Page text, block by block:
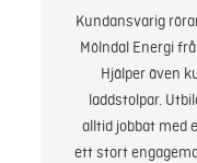
Kundansvarig
Mölndal Energi
Hjälper även
laddstolpar.
alltid jobbat med
ett stort